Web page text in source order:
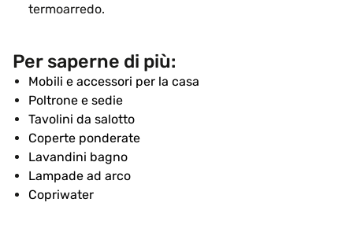
termoarredo.
Per saperne di più:
Mobili e accessori per la casa
Poltrone e sedie
Tavolini da salotto
Coperte ponderate
Lavandini bagno
Lampade ad arco
Copriwater